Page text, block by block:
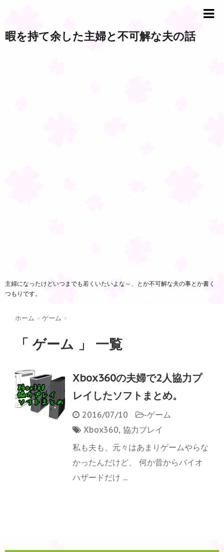
暇を持て余した主婦と不可解な夫の話
主婦になったけどいつまでも若くいたいよな～、とか不可解な夫の事とか書く
つもりです。
ホーム > ゲーム >
「 ゲーム 」 一覧
Xbox360の夫婦で2人協力プ
レイしたソフトまとめ。
2016/07/10 -ゲーム
Xbox360, 協力プレイ
私も夫も、元々はあまりゲームやらな
かったんだけど、 何か昔からバイオ
ハザードだけ ...